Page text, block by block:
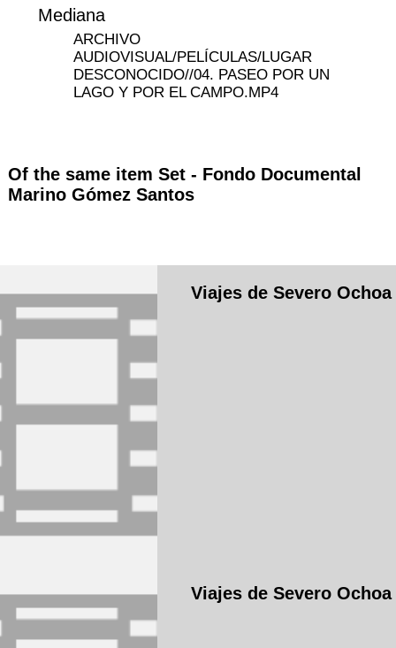
Mediana
ARCHIVO
AUDIOVISUAL/PELÍCULAS/LUGAR
DESCONOCIDO//04. PASEO POR UN
LAGO Y POR EL CAMPO.MP4
Of the same item Set - Fondo Documental
Marino Gómez Santos
Viajes de Severo Ochoa
Viajes de Severo Ochoa